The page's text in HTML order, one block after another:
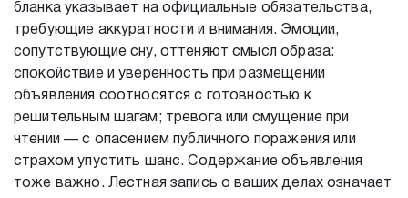
бланка указывает на официальные обязательства,
требующие аккуратности и внимания. Эмоции,
сопутствующие сну, оттеняют смысл образа:
спокойствие и уверенность при размещении
объявления соотносятся с готовностью к
решительным шагам; тревога или смущение при
чтении — с опасением публичного поражения или
страхом упустить шанс. Содержание объявления
тоже важно. Лестная запись о ваших делах означает